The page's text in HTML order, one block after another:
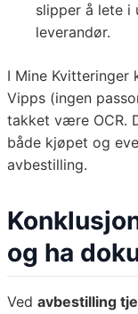
slipper å lete i
leverandør.
I Mine Kvitteringer
Vipps (ingen
takket være OCR.
både kjøpet og
avbestilling.
og ha
Ved avbestilling